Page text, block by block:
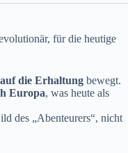
für die heutige
die Erhaltung bewegt.
Europa, was heute als
des „Abenteurers“, nicht